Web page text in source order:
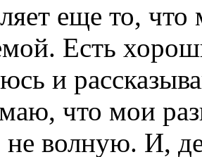
еще то, что
Есть
и
что мои
не волную. И,